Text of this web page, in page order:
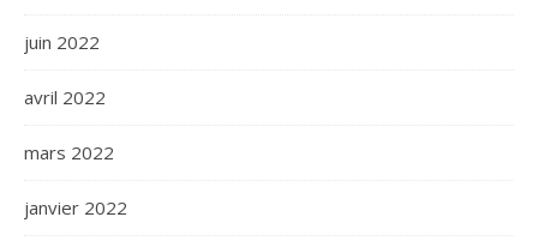
juin 2022
avril 2022
mars 2022
janvier 2022